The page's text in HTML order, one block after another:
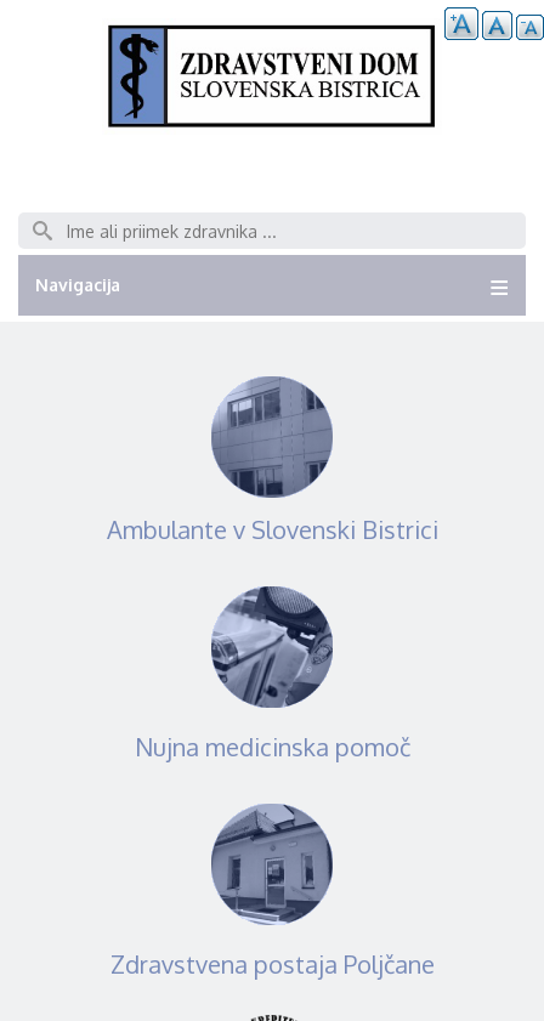
Išči
Navigacija
Ambulante v Slovenski Bistrici
Nujna medicinska pomoč
Zdravstvena postaja Poljčane